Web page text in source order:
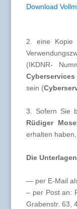
Download
2. eine Kopie
(IKDNR-
Cyberservices
sein (
3. Sofern Sie
Rüdiger
erhalten
Die
— per E-Mail
– per Post an:
Grabenstr. 63,